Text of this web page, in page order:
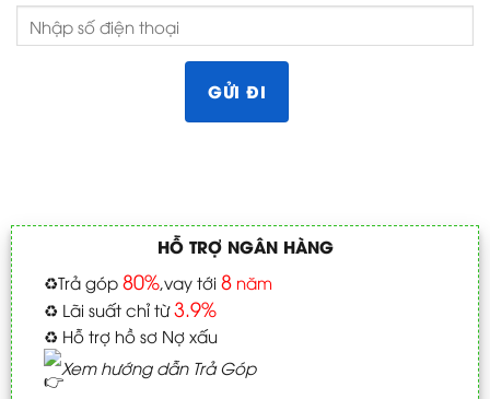
HỖ TRỢ NGÂN HÀNG
♻️Trả góp 80%,vay tới 8năm
♻️ Lãi suất chỉ từ3.9%
♻️ Hỗ trợ hồ sơ Nợ xấu
Xem hướng dẫn Trả Góp